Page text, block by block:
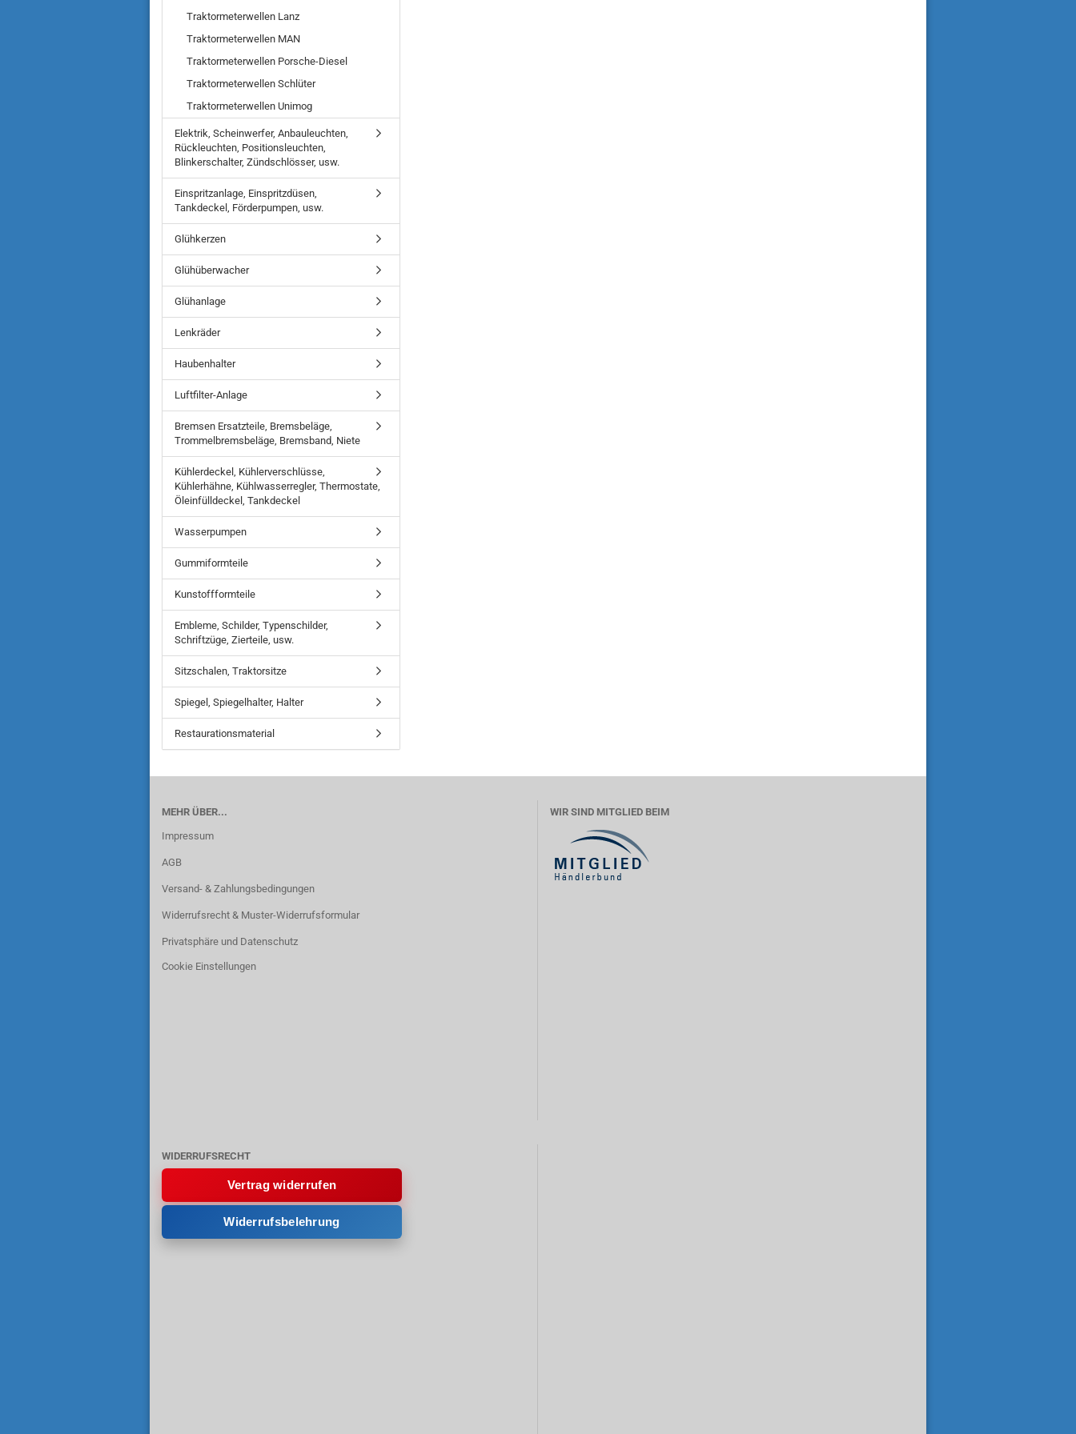
Traktormeterwellen Lanz
Traktormeterwellen MAN
Traktormeterwellen Porsche-Diesel
Traktormeterwellen Schlüter
Traktormeterwellen Unimog
Elektrik, Scheinwerfer, Anbauleuchten,
Rückleuchten, Positionsleuchten,
Blinkerschalter, Zündschlösser, usw.
Einspritzanlage, Einspritzdüsen,
Tankdeckel, Förderpumpen, usw.
Glühkerzen
Glühüberwacher
Glühanlage
Lenkräder
Haubenhalter
Luftfilter-Anlage
Bremsen Ersatzteile, Bremsbeläge,
Trommelbremsbeläge, Bremsband, Niete
Kühlerdeckel, Kühlerverschlüsse,
Kühlerhähne, Kühlwasserregler, Thermostate,
Öleinfülldeckel, Tankdeckel
Wasserpumpen
Gummiformteile
Kunstoffformteile
Embleme, Schilder, Typenschilder,
Schriftzüge, Zierteile, usw.
Sitzschalen, Traktorsitze
Spiegel, Spiegelhalter, Halter
Restaurationsmaterial
MEHR ÜBER...
Impressum
AGB
Versand- & Zahlungsbedingungen
Widerrufsrecht & Muster-Widerrufsformular
Privatsphäre und Datenschutz
Cookie Einstellungen
WIR SIND MITGLIED BEIM
WIDERRUFSRECHT
Vertrag widerrufen
Widerrufsbelehrung